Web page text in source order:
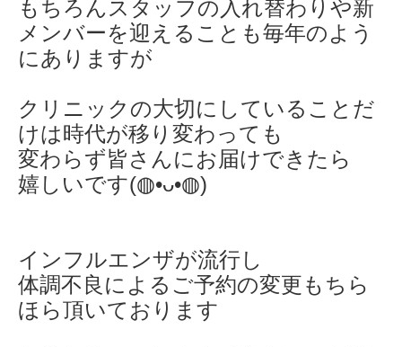
もちろんスタッフの入れ替わりや新
メンバーを迎えることも毎年のよう
にありますが
クリニックの大切にしていることだ
けは時代が移り変わっても
変わらず皆さんにお届けできたら
嬉しいです(◍•ᴗ•◍)
インフルエンザが流行し
体調不良によるご予約の変更もちら
ほら頂いております